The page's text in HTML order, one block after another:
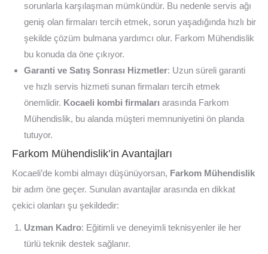
sorunlarla karşılaşman mümkündür. Bu nedenle servis ağı
geniş olan firmaları tercih etmek, sorun yaşadığında hızlı bir
şekilde çözüm bulmana yardımcı olur. Farkom Mühendislik
bu konuda da öne çıkıyor.
Garanti ve Satış Sonrası Hizmetler: Uzun süreli garanti
ve hızlı servis hizmeti sunan firmaları tercih etmek
önemlidir. Kocaeli kombi firmaları arasında Farkom
Mühendislik, bu alanda müşteri memnuniyetini ön planda
tutuyor.
Farkom Mühendislik’in Avantajları
Kocaeli’de kombi almayı düşünüyorsan, Farkom Mühendislik
bir adım öne geçer. Sunulan avantajlar arasında en dikkat
çekici olanları şu şekildedir:
Uzman Kadro: Eğitimli ve deneyimli teknisyenler ile her
türlü teknik destek sağlanır.